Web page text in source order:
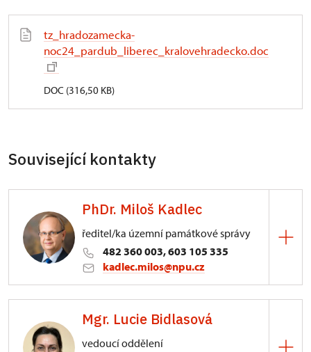
tz_hradozamecka-
noc24_pardub_liberec_kralovehradecko.doc
DOC (316,50 KB)
Související kontakty
PhDr. Miloš Kadlec
ředitel/ka územní památkové správy
482 360 003, 603 105 335
kadlec.milos@npu.cz
3/, Sychrov 3
Mgr. Lucie Bidlasová
vedoucí oddělení